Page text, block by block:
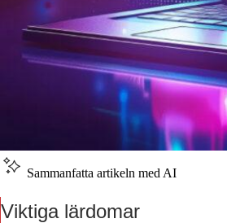
Sammanfatta artikeln med AI
Viktiga lärdomar